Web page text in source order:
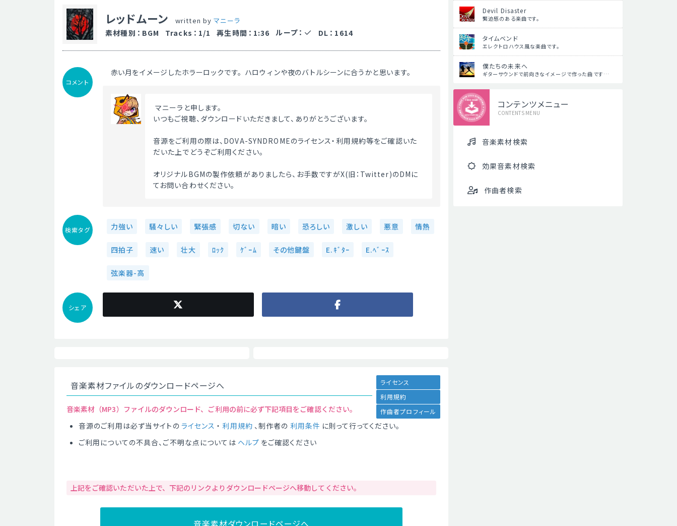
レッドムーン written byマニーラ
素材種別 ： BGM Tracks ： 1/1 再生時間 ： 1:36 ループ ： DL ： 1614
コメント
赤い月をイメージしたホラーロックです。ハロウィンや夜のバトルシーンに合うかと思います。
マニーラと申します。
いつもご視聴、ダウンロードいただきまして、ありがとうございます。
音源をご利用の際は、DOVA-SYNDROMEのライセンス・利用規約等をご確認いた
だいた上でどうぞご利用ください。
オリジナルBGMの製作依頼がありましたら、お手数ですがX(旧：Twitter)のDMに
てお問い合わせください。
検索タグ 力強い 騒々しい 緊張感 切ない 暗い 恐ろしい 激しい 悪意 情熱
四拍子 速い 壮大 ﾛｯｸ ｹﾞｰﾑ その他鍵盤 E.ｷﾞﾀｰ E.ﾍﾞｰｽ
弦楽器-高
シェア
音楽素材ファイルのダウンロードページへ
ライセンス
利用規約
作曲者プロフィール
音楽素材（MP3）ファイルのダウンロード、ご利用の前に必ず下記項目をご確認ください。
音源のご利用は必ず当サイトの ライセンス ・ 利用規約 、制作者の 利用条件 に則って行ってください。
ご利用についての不具合、ご不明な点については ヘルプ をご確認ください
上記をご確認いただいた上で、下記のリンクよりダウンロードページへ移動してください。
音楽素材ダウンロードページへ
Devil Disaster
緊迫感のある楽曲です。
タイムベンド
エレクトロハウス風な楽曲です。
僕たちの未来へ
ギターサウンドで前向きなイメージで作った曲です…
コンテンツメニュー
CONTENTS MENU
音楽素材検索
効果音素材検索
作曲者検索